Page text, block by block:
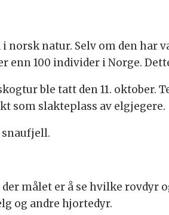
norsk natur. Selv om den har
enn 100 individer i Norge.
ble tatt den 11. oktober.
som slakteplass av elgjegere.
målet er å se hvilke rovdyr
og andre hjortedyr.